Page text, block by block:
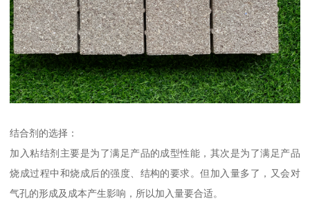
结合剂的选择：
加入粘结剂主要是为了满足产品的成型性能，其次是为了满足产品
烧成过程中和烧成后的强度、结构的要求。但加入量多了，又会对
气孔的形成及成本产生影响，所以加入量要合适。